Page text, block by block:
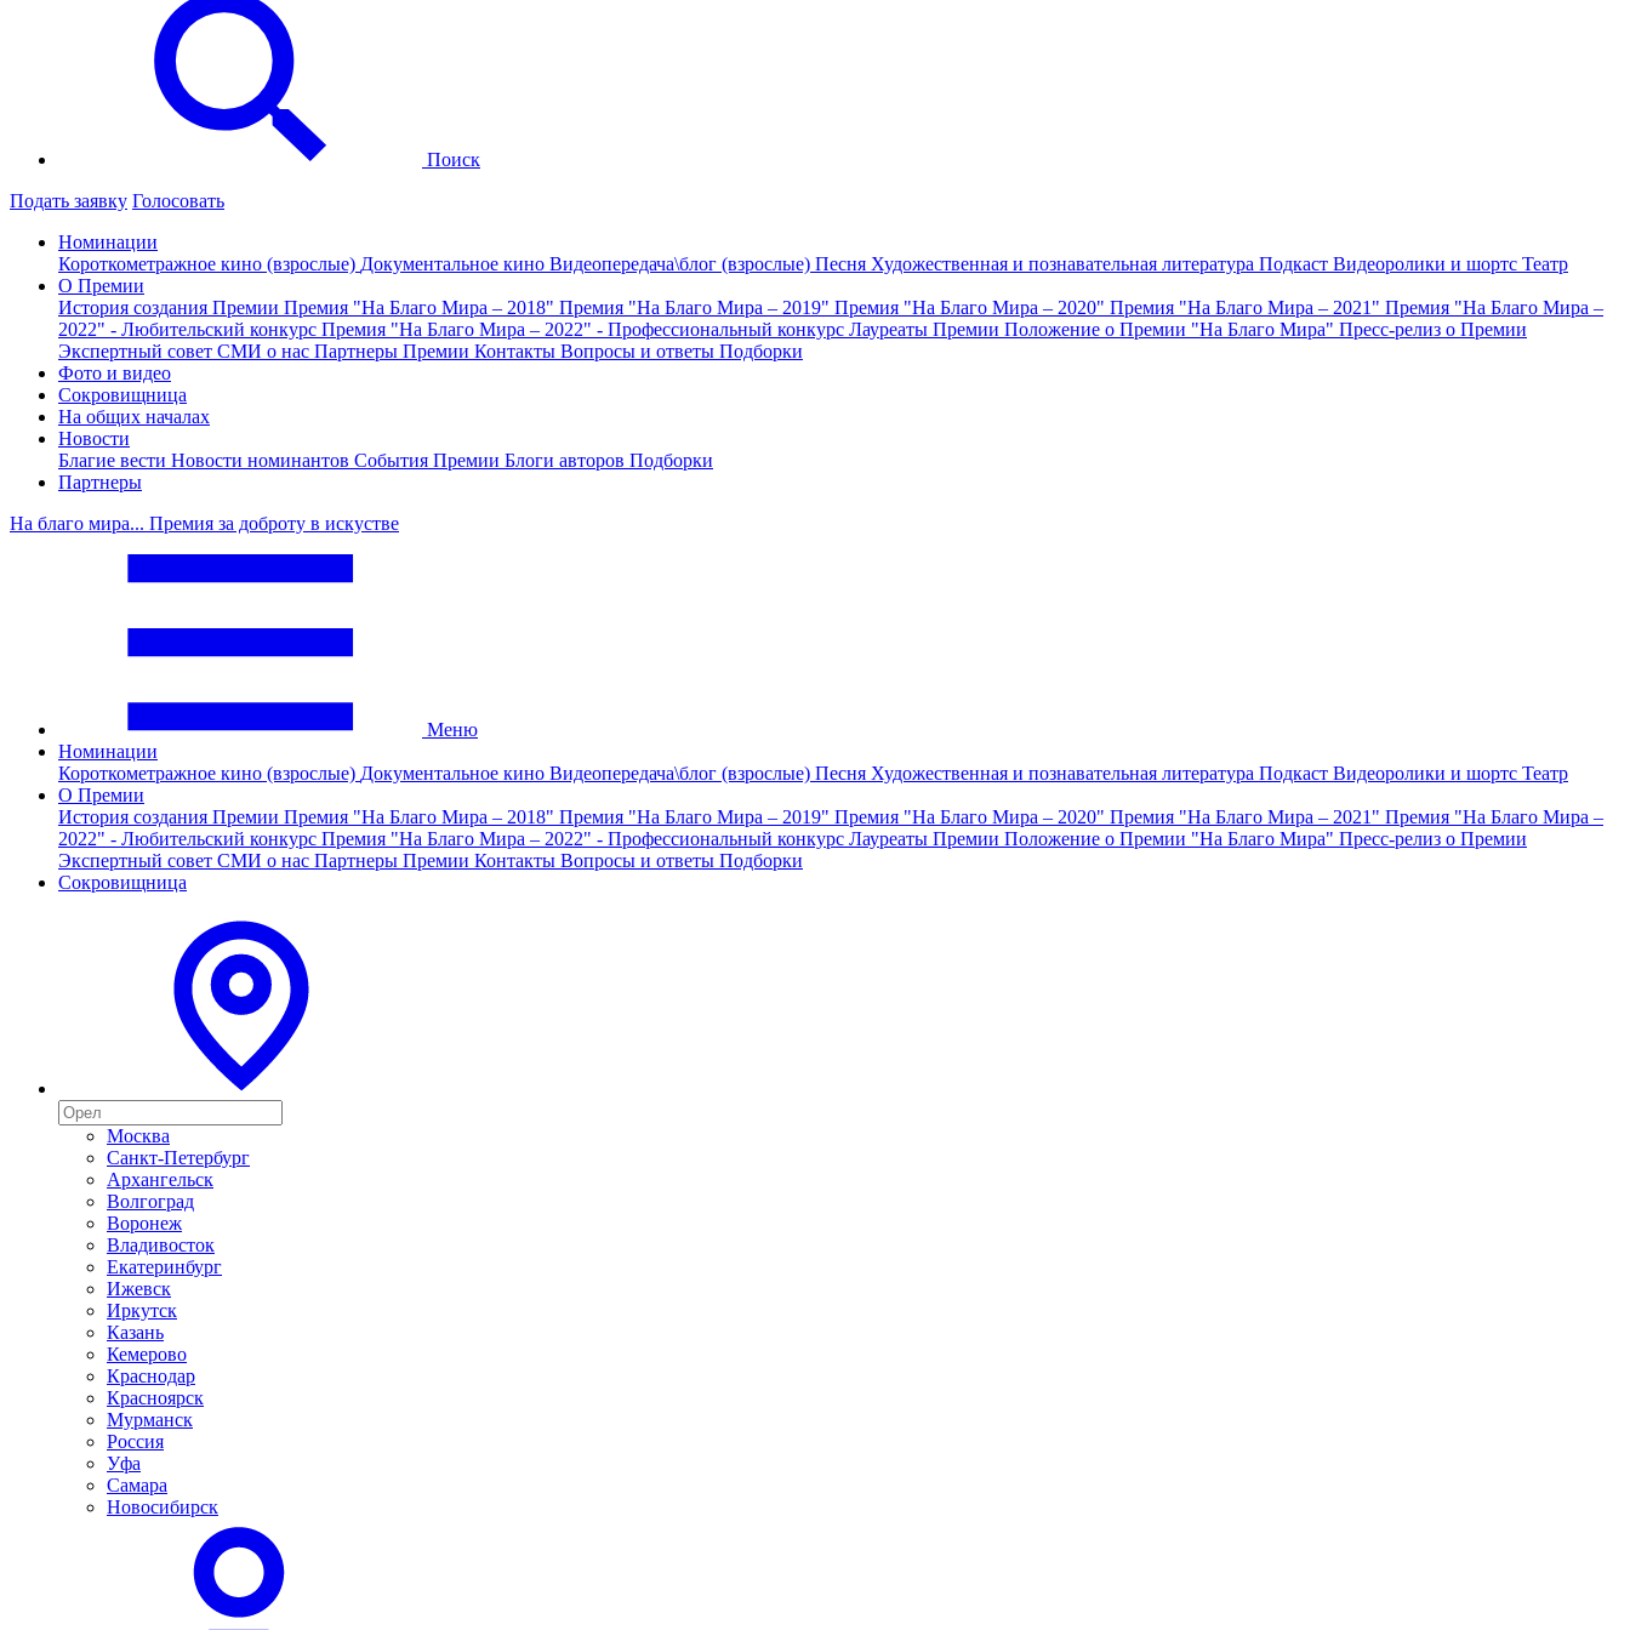
Поиск
Подать заявку Голосовать
Номинации
Короткометражное кино (взрослые) Документальное кино Видеопередача\блог (взрослые) Песня Художественная и познавательная литература Подкаст Видеоролики и шортс Театр
О Премии
История создания Премии Премия "На Благо Мира – 2018" Премия "На Благо Мира – 2019" Премия "На Благо Мира – 2020" Премия "На Благо Мира – 2021" Премия "На Благо Мира –
2022" - Любительский конкурс Премия "На Благо Мира – 2022" - Профессиональный конкурс Лауреаты Премии Положение о Премии "На Благо Мира" Пресс-релиз о Премии
Экспертный совет СМИ о нас Партнеры Премии Контакты Вопросы и ответы Подборки
Фото и видео
Сокровищница
На общих началах
Новости
Благие вести Новости номинантов События Премии Блоги авторов Подборки
Партнеры
На благо мира... Премия за доброту в искустве
Меню
Номинации
Короткометражное кино (взрослые) Документальное кино Видеопередача\блог (взрослые) Песня Художественная и познавательная литература Подкаст Видеоролики и шортс Театр
О Премии
История создания Премии Премия "На Благо Мира – 2018" Премия "На Благо Мира – 2019" Премия "На Благо Мира – 2020" Премия "На Благо Мира – 2021" Премия "На Благо Мира –
2022" - Любительский конкурс Премия "На Благо Мира – 2022" - Профессиональный конкурс Лауреаты Премии Положение о Премии "На Благо Мира" Пресс-релиз о Премии
Экспертный совет СМИ о нас Партнеры Премии Контакты Вопросы и ответы Подборки
Сокровищница
Москва
Санкт-Петербург
Архангельск
Волгоград
Воронеж
Владивосток
Екатеринбург
Ижевск
Иркутск
Казань
Кемерово
Краснодар
Красноярск
Мурманск
Россия
Уфа
Самара
Новосибирск